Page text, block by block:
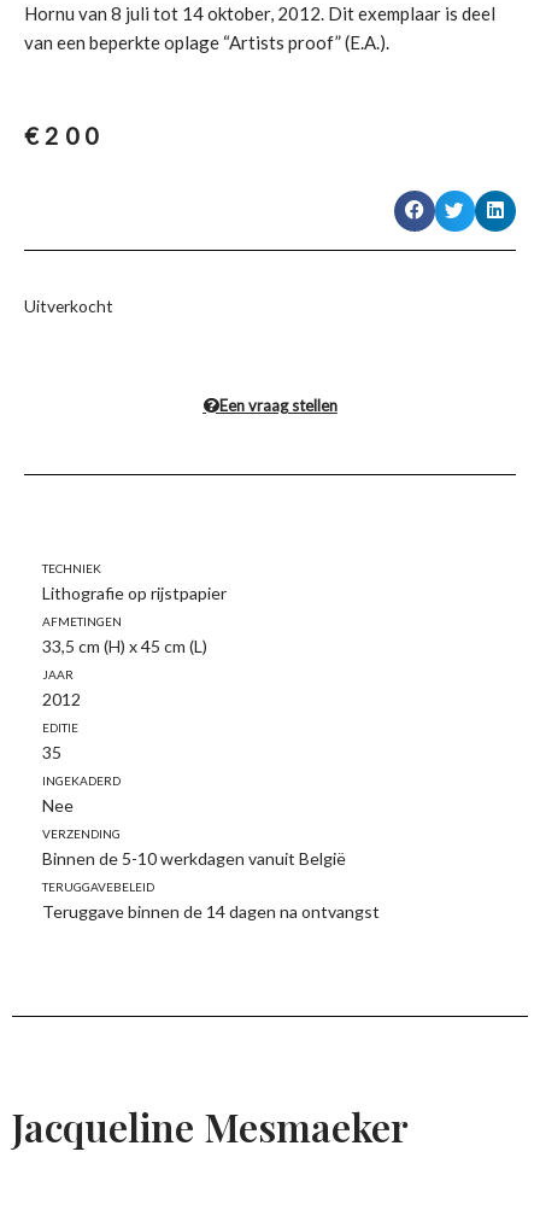
Hornu van 8 juli tot 14 oktober, 2012. Dit exemplaar is deel
van een beperkte oplage “Artists proof” (E.A.).
€200
Uitverkocht
Een vraag stellen
Techniek
Lithografie op rijstpapier
Afmetingen
33,5 cm (H) x 45 cm (L)
Jaar
2012
Editie
35
Ingekaderd
Nee
Verzending
Binnen de 5-10 werkdagen vanuit België
Teruggavebeleid
Teruggave binnen de 14 dagen na ontvangst
Jacqueline Mesmaeker